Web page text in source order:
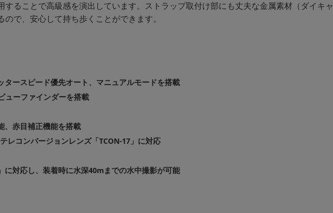
することで高級感を演出しています。ストラップ取付け部にも丈夫な金属素材（ダイキャ
ので、安心して持ち歩くことができます。
タースピード優先オート、マニュアルモードを搭載
ューファインダーを搭載
、赤目補正機能を搭載
レコンバージョンレンズ「TCON-17」に対応
に対応し、装着時に水深40mまでの水中撮影が可能